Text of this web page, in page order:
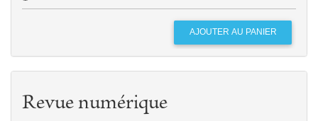
Revue numérique